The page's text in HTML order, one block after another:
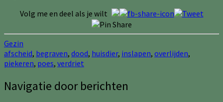
Volg me en deel als je wilt
Gezin
afscheid, begraven, dood, huisdier, inslapen, overlijden,
piekeren, poes, verdriet
Navigatie door berichten